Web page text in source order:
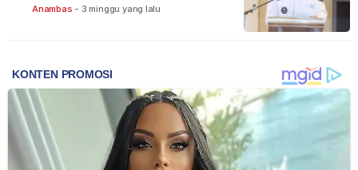
Anambas - 3 minggu yang lalu